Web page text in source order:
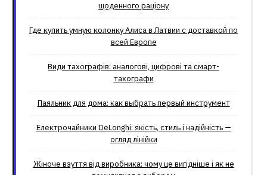
щоденного раціону
Где купить умную колонку Алиса в Латвии с доставкой по
всей Европе
Види тахографів: аналогові, цифрові та смарт-
тахографи
Паяльник для дома: как выбрать первый инструмент
Електрочайники DeLonghi: якість, стиль і надійність —
огляд лінійки
Жіноче взуття від виробника: чому це вигідніше і як не